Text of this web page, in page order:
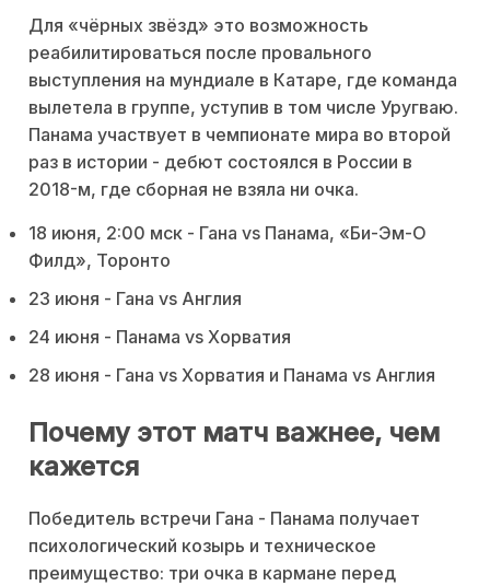
Для «чёрных звёзд» это возможность
реабилитироваться после провального
выступления на мундиале в Катаре, где команда
вылетела в группе, уступив в том числе Уругваю.
Панама участвует в чемпионате мира во второй
раз в истории - дебют состоялся в России в
2018-м, где сборная не взяла ни очка.
18 июня, 2:00 мск - Гана vs Панама, «Би-Эм-О
Филд», Торонто
23 июня - Гана vs Англия
24 июня - Панама vs Хорватия
28 июня - Гана vs Хорватия и Панама vs Англия
Почему этот матч важнее, чем
кажется
Победитель встречи Гана - Панама получает
психологический козырь и техническое
преимущество: три очка в кармане перед